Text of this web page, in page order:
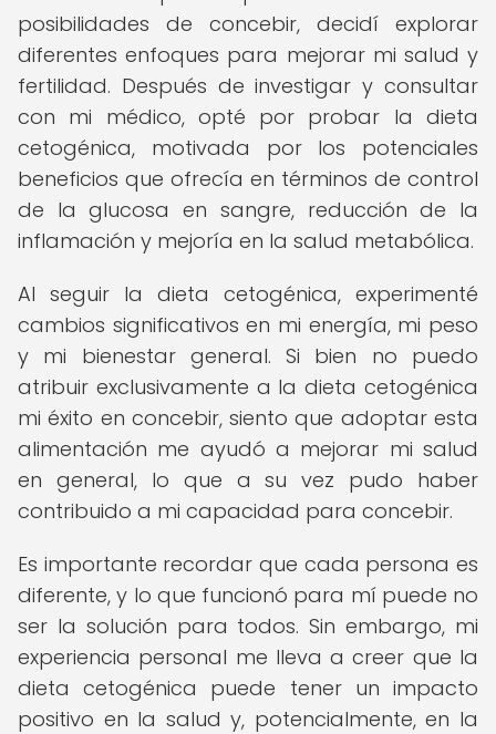
posibilidades de concebir, decidí explorar
diferentes enfoques para mejorar mi salud y
fertilidad. Después de investigar y consultar
con mi médico, opté por probar la dieta
cetogénica, motivada por los potenciales
beneficios que ofrecía en términos de control
de la glucosa en sangre, reducción de la
inflamación y mejoría en la salud metabólica.
Al seguir la dieta cetogénica, experimenté
cambios significativos en mi energía, mi peso
y mi bienestar general. Si bien no puedo
atribuir exclusivamente a la dieta cetogénica
mi éxito en concebir, siento que adoptar esta
alimentación me ayudó a mejorar mi salud
en general, lo que a su vez pudo haber
contribuido a mi capacidad para concebir.
Es importante recordar que cada persona es
diferente, y lo que funcionó para mí puede no
ser la solución para todos. Sin embargo, mi
experiencia personal me lleva a creer que la
dieta cetogénica puede tener un impacto
positivo en la salud y, potencialmente, en la